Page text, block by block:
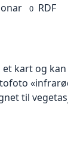
0 RDF
kart og
til